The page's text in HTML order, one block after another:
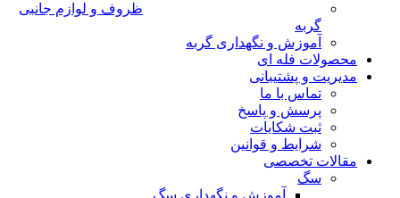
ظروف و لوازم جانبی
گربه
آموزش و نگهداری گربه
محصولات فله ای
مدیریت و پشتیبانی
تماس با ما
پرسش و پاسخ
ثبت شکایات
شرایط و قوانین
مقالات تخصصی
سگ